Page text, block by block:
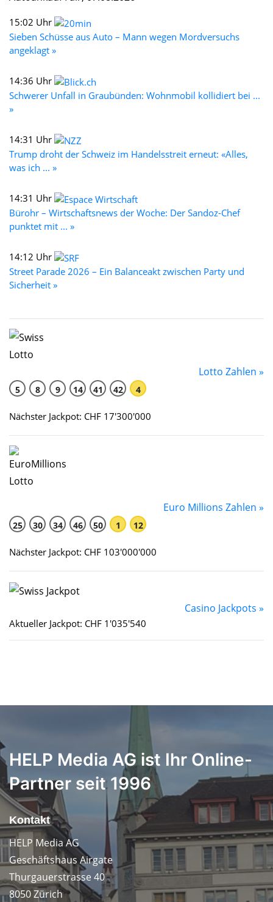
15:02 Uhr
Sieben Schüsse aus Auto – Mann wegen Mordversuchs
angeklagt »
14:36 Uhr
Schwerer Unfall in Graubünden: Wohnmobil kollidiert bei ...
»
14:31 Uhr
Trump droht der Schweiz im Handelsstreit erneut: «Alles,
was ich ... »
14:31 Uhr
Bürohr – Wirtschaftsnews der Woche: Der Sandoz-Chef
punktet mit ... »
14:12 Uhr
Street Parade 2026 – Ein Balanceakt zwischen Party und
Sicherheit »
Lotto Zahlen »
5 8 9 14 41 42 4
Nächster Jackpot: CHF 17'300'000
Euro Millions Zahlen »
25 30 34 46 50 1 12
Nächster Jackpot: CHF 103'000'000
Casino Jackpots »
Aktueller Jackpot: CHF 1'035'540
HELP Media AG ist Ihr Online-
Partner seit 1996
Kontakt
HELP Media AG
Geschäftshaus Airgate
Thurgauerstrasse 40
8050 Zürich